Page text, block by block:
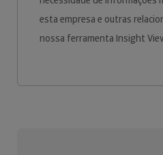
esta empresa e outras
nossa ferramenta Insight